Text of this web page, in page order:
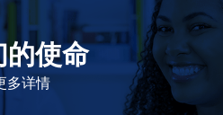
使命
多详情
者的生命健康和质量